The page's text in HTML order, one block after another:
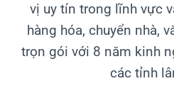
vị uy tín trong lĩnh vực
hàng hóa, chuyển nhà,
trọn gói với 8 năm kinh
các tỉnh